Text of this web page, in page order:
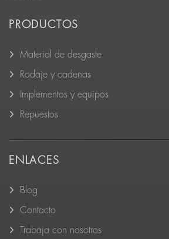
PRODUCTOS
Material de desgaste
Rodaje y cadenas
Implementos y equipos
Repuestos
ENLACES
Blog
Contacto
Trabaja con nosotros